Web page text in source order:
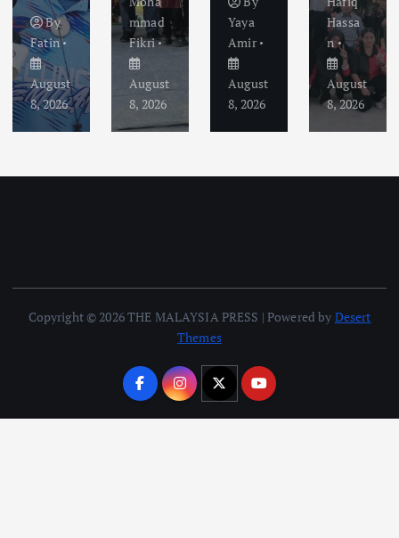
By
Fatin
August
8, 2026
mmad
Fikri
August
8, 2026
Yaya
Amir
August
8, 2026
Hassa
n
August
8, 2026
Copyright © 2026 THE MALAYSIA PRESS | Powered by Desert
Themes